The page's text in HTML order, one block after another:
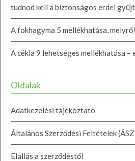
tudnod kell a biztonságos erdei
A fokhagyma 5 mellékhatása,
A cékla 9 lehetséges mellékhatása
Oldalak
Adatkezelési tájékoztató
Általános Szerződési Feltételek
Elállás a szerződéstől